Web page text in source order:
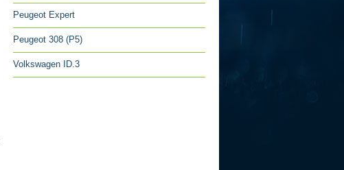
Peugeot Expert
Peugeot 308 (P5)
Volkswagen ID.3